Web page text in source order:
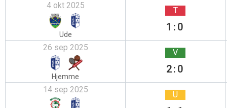
4 okt 2025
Ude
T
1:0
26 sep 2025
Hjemme
V
2:0
14 sep 2025 U